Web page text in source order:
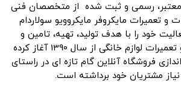
معتبر، رسمی و ثبت شده از متخصصان فنی
تعمیرات مایکروفر مایکروویو سولاردام
خود را با هدف تولید، تهیه، تامین و
توزیع قطعات یدکی و تعمیرات لوازم خانگی از سال 1390 آغاز کرده
1397 با راه اندازی فروشگاه آنلاین گام تازه ای در راستای
مشتریان خود برداشته است.